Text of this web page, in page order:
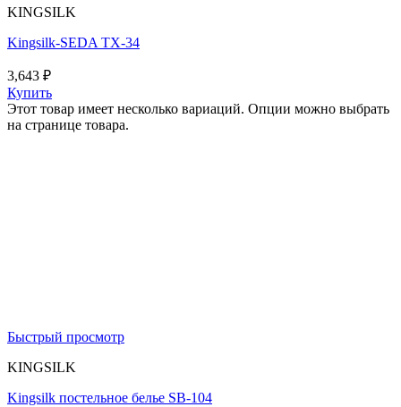
KINGSILK
Kingsilk-SEDA TX-34
3,643 ₽
Купить
Этот товар имеет несколько вариаций. Опции можно выбрать
на странице товара.
Быстрый просмотр
KINGSILK
Kingsilk постельное белье SB-104